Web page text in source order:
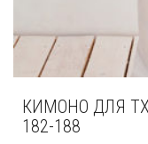
КИМОНО ДЛЯ
182-188